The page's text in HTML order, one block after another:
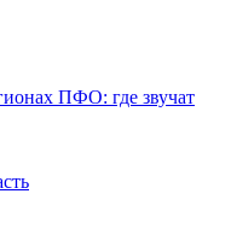
ПФО: где звучат